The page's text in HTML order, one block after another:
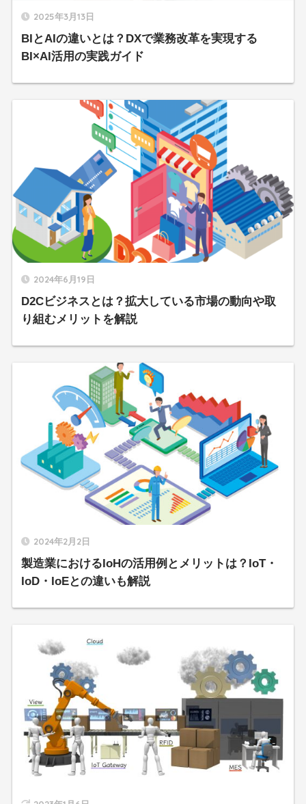
2025年3月13日
BIとAIの違いとは？DXで業務改革を実現する
BI×AI活用の実践ガイド
2024年6月19日
D2Cビジネスとは？拡大している市場の動向や取
り組むメリットを解説
2024年2月2日
製造業におけるIoHの活用例とメリットは？IoT・
IoD・IoEとの違いも解説